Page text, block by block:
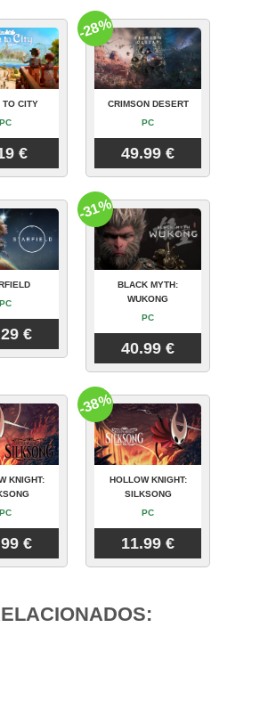
TO CITY
PC
€
CRIMSON DESERT
PC
49.99 €
-28%
PC
€
BLACK MYTH:
WUKONG
PC
40.99 €
-31%
KNIGHT:
PC
€
HOLLOW KNIGHT:
SILKSONG
PC
11.99 €
-38%